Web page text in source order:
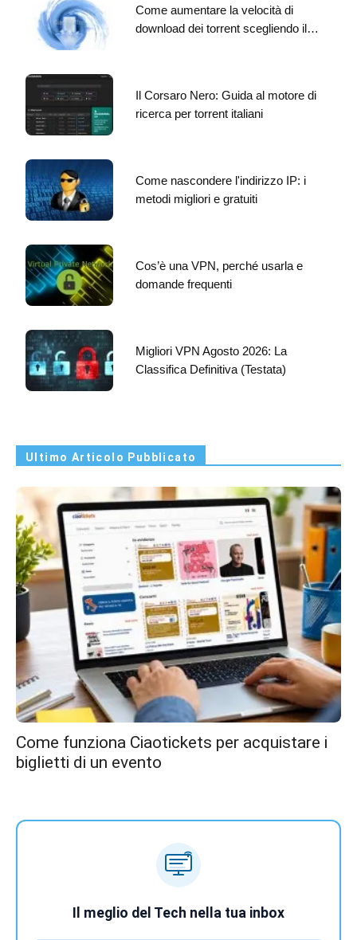
Come aumentare la velocità di
download dei torrent scegliendo il…
Il Corsaro Nero: Guida al motore di
ricerca per torrent italiani
Come nascondere l'indirizzo IP: i
metodi migliori e gratuiti
Cos’è una VPN, perché usarla e
domande frequenti
Migliori VPN Agosto 2026: La
Classifica Definitiva (Testata)
Ultimo Articolo Pubblicato
Come funziona Ciaotickets per acquistare i
biglietti di un evento
Il meglio del Tech nella tua inbox